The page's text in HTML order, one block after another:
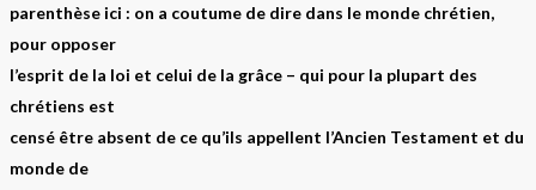
parenthèse ici : on a coutume de dire dans le monde chrétien,
pour opposer
l’esprit de la loi et celui de la grâce – qui pour la plupart des
chrétiens est
censé être absent de ce qu’ils appellent l’Ancien Testament et du
monde de